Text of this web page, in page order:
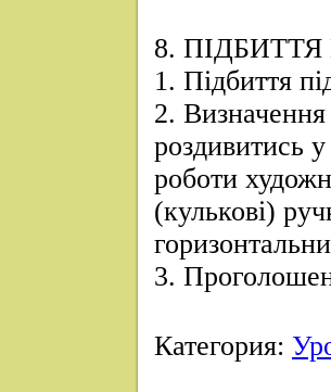
8.
1. Підбиття
2. Визначення
роздивитись
роботи
(кулькові)
3.
Категория: